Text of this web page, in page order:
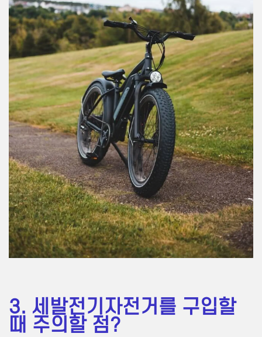
3. 세발전기자전거를 구입할
때 주의할 점?